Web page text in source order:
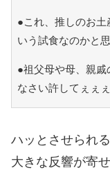
●これ、推しのお土
いう試食なのかと
●祖父母や母、親
なさい許してぇぇぇ
ハッとさせられ
大きな反響が寄